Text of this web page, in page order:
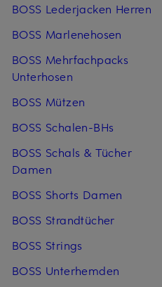
BOSS Lederjacken Herren
BOSS Marlenehosen
BOSS Mehrfachpacks
Unterhosen
BOSS Mützen
BOSS Schalen-BHs
BOSS Schals & Tücher
Damen
BOSS Shorts Damen
BOSS Strandtücher
BOSS Strings
BOSS Unterhemden